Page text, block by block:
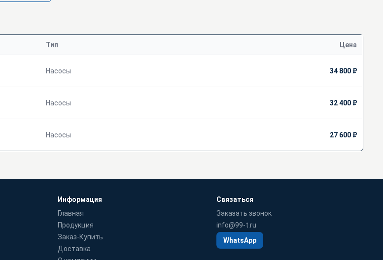
Тип Цена
Насосы 34 800 ₽
Насосы 32 400 ₽
Насосы 27 600 ₽
Информация
Главная
Продукция
Заказ-Купить
Доставка
Связаться
Заказать звонок
info@99-t.ru
WhatsApp